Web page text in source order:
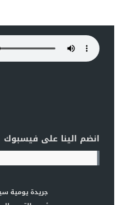
انضم الينا على فيسبوك
جريدة يومية